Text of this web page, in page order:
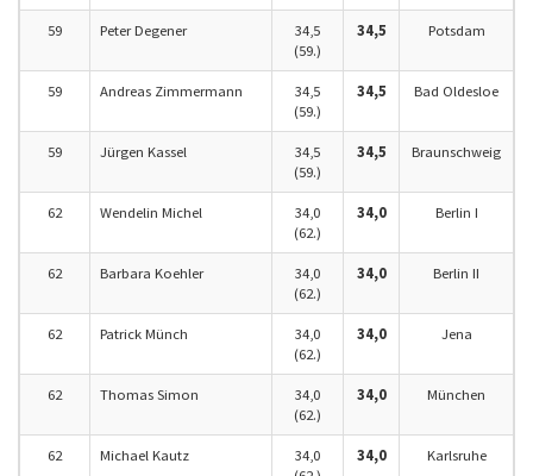
59 Peter Degener
34,5
(59.)
34,5 Potsdam
59 Andreas Zimmermann
34,5
(59.)
34,5 Bad Oldesloe
59 Jürgen Kassel
34,5
(59.)
34,5 Braunschweig
62 Wendelin Michel
34,0
(62.)
34,0 Berlin I
62 Barbara Koehler
34,0
(62.)
34,0 Berlin II
62 Patrick Münch
34,0
(62.)
34,0 Jena
62 Thomas Simon
34,0
(62.)
34,0 München
62 Michael Kautz
34,0
34,0 Karlsruhe